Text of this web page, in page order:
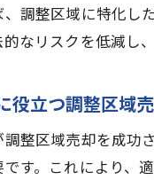
、調整区域に特化し
的なリスクを低減し
役立つ調整区域
調整区域売却を成功
です。これにより、